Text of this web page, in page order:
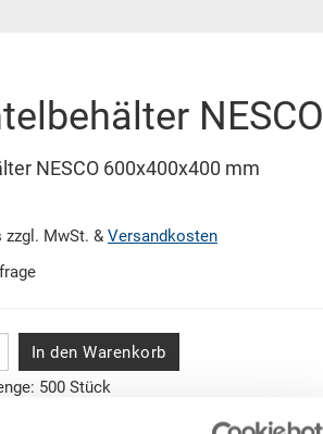
NESCO
NESCO 600x400x400 mm
zzgl. MwSt. & Versandkosten
In den Warenkorb
500 Stück